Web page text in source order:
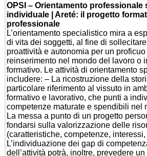
OPSI – Orientamento professionale
individuale | Areté: il progetto
professionale
L’orientamento specialistico mira a
di vita dei soggetti, al fine di
proattività e autonomia per un
reinserimento nel mondo del lavoro o
formativo. Le attività di orientamento
includere: – La ricostruzione della
particolare riferimento al vissuto in
formativo e lavorativo, che punti a
competenze maturate e spendibili nel
La messa a punto di un progetto
fondarsi sulla valorizzazione delle
(caratteristiche, competenze,
L’individuazione dei gap di
dell’attività potrà, inoltre, prevedere